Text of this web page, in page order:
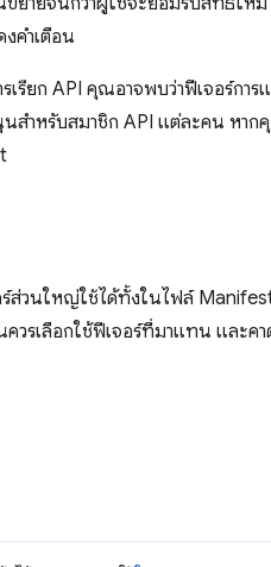
คำเตือน
รียก API คุณอาจพบว่าฟีเจอร์กา
สำหรับสมาชิก API แต่ละคน หาก
ร์ส่วนใหญ่ใช้ได้ทั้งในไฟล์
รเลือกใช้ฟีเจอร์ที่มาแทน และคา